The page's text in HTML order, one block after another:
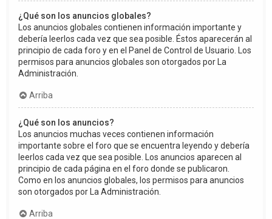
¿Qué son los anuncios globales?
Los anuncios globales contienen información importante y
debería leerlos cada vez que sea posible. Éstos aparecerán al
principio de cada foro y en el Panel de Control de Usuario. Los
permisos para anuncios globales son otorgados por La
Administración.
Arriba
¿Qué son los anuncios?
Los anuncios muchas veces contienen información
importante sobre el foro que se encuentra leyendo y debería
leerlos cada vez que sea posible. Los anuncios aparecen al
principio de cada página en el foro donde se publicaron.
Como en los anuncios globales, los permisos para anuncios
son otorgados por La Administración.
Arriba